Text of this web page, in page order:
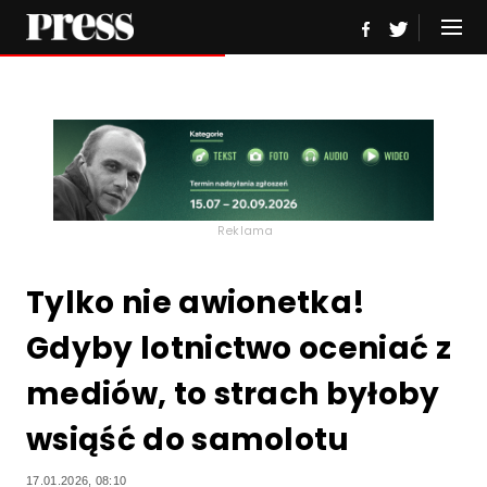
Reklama
Tylko nie awionetka!
Gdyby lotnictwo oceniać z
mediów, to strach byłoby
wsiąść do samolotu
17.01.2026, 08:10